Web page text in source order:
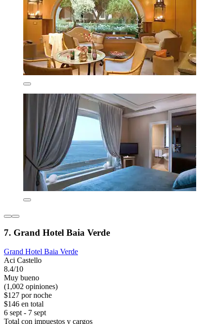
7. Grand Hotel Baia Verde
Grand Hotel Baia Verde
Aci Castello
8.4/10
Muy bueno
(1,002 opiniones)
$127 por noche
$146 en total
6 sept - 7 sept
Total con impuestos y cargos